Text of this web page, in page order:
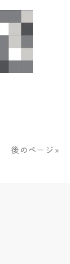
後のページ »